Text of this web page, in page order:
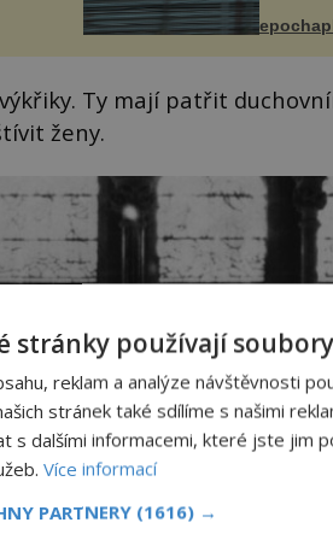
i ztrátou
Ty mají patřit
ženy.
stránky používají
reklam a analýze návštěvnosti
stránek také sdílíme s našimi
s dalšími informacemi, které jste jim
Více informací
PARTNERY (1616) →